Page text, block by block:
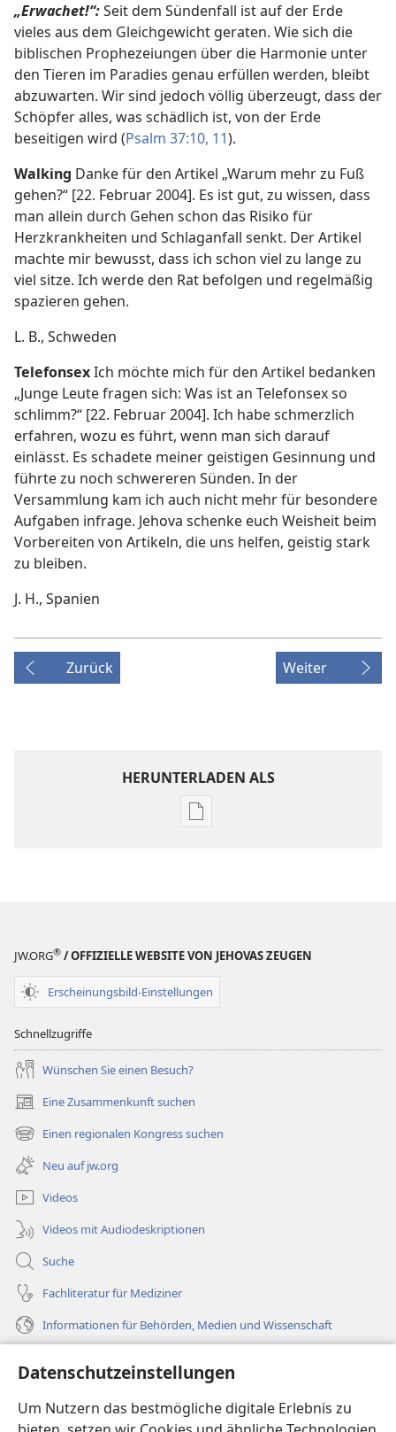
Datenschutzeinstellungen
Um Nutzern das bestmögliche digitale Erlebnis zu
„Erwachet!“:Seit dem Sündenfall ist auf der Erde
vieles aus dem Gleichgewicht geraten. Wie sich die
biblischen Prophezeiungen über die Harmonie unter
den Tieren im Paradies genau erfüllen werden, bleibt
abzuwarten. Wir sind jedoch völlig überzeugt, dass der
Schöpfer alles, was schädlich ist, von der Erde
beseitigen wird (Psalm 37:10, 11).
Walking Danke für den Artikel „Warum mehr zu Fuß
gehen?“ [22. Februar 2004]. Es ist gut, zu wissen, dass
man allein durch Gehen schon das Risiko für
Herzkrankheiten und Schlaganfall senkt. Der Artikel
machte mir bewusst, dass ich schon viel zu lange zu
viel sitze. Ich werde den Rat befolgen und regelmäßig
spazieren gehen.
L. B., Schweden
TelefonsexIch möchte mich für den Artikel bedanken
„Junge Leute fragen sich: Was ist an Telefonsex so
schlimm?“ [22. Februar 2004]. Ich habe schmerzlich
erfahren, wozu es führt, wenn man sich darauf
einlässt. Es schadete meiner geistigen Gesinnung und
führte zu noch schwereren Sünden. In der
Versammlung kam ich auch nicht mehr für besondere
Aufgaben infrage. Jehova schenke euch Weisheit beim
Vorbereiten von Artikeln, die uns helfen, geistig stark
zu bleiben.
J. H., Spanien
Zurück Weiter
HERUNTERLADEN ALS
Downloadoptionen
JW.ORG® / OFFIZIELLE WEBSITE VON JEHOVAS ZEUGEN
Erscheinungsbild-Einstellungen
Schnellzugriffe
Wünschen Sie einen Besuch?
Eine Zusammenkunft suchen
(öffnet
neues
Fenster)
Einen regionalen Kongress suchen
(öffnet
neues
Fenster)
Neu auf jw.org
Videos
Videos mit Audiodeskriptionen
Suche
Fachliteratur für Mediziner
Informationen für Behörden, Medien und Wissenschaft
Spenden
(öffnet
neues